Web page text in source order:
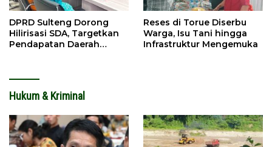
DPRD Sulteng Dorong
Hilirisasi SDA, Targetkan
Pendapatan Daerah
Reses di Torue Diserbu
Warga, Isu Tani hingga
Infrastruktur Mengemuka
Hukum & Kriminal